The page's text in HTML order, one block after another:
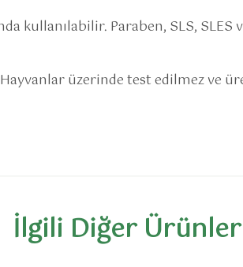
kullanılabilir. Paraben, SLS,
üzerinde test edilmez ve
İlgili Diğer Ürünler